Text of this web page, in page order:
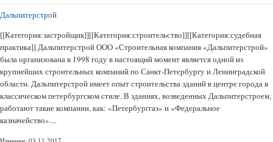
Дальпитерстрой
[[Категория:застройщик]][[Категория:строительство]][[Категория:судебная
практика]] Дальпитерстрой ООО «Строительная компания «Дальпитерстрой»
была организована в 1998 году в настоящий момент является одной из
крупнейших строительных компаний по Санкт-Петербургу и Ленинградской
области. Дальпитерстрой имеет опыт строительства зданий в центре города в
классическом петербургском стиле. В зданиях, возведенных Дальпитерстроем,
работают такие компании, как: «Петербурггаз» и «Федеральное
казначейство»....